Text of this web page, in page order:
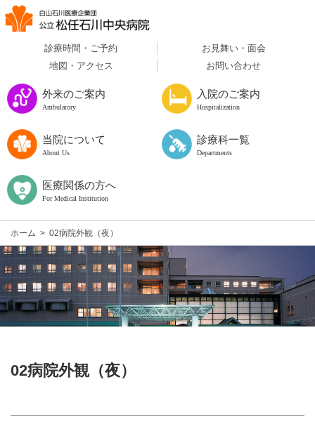
診療時間・ご予約
お見舞い・面会
地図・アクセス
お問い合わせ
外来のご案内
Ambulatory
入院のご案内
Hospitalization
当院について
About Us
診療科一覧
Departments
医療関係の方へ
For Medical Institution
ホーム > 02病院外観（夜）
02病院外観（夜）